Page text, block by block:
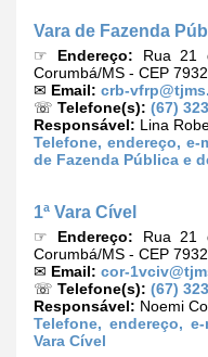
Vara de Fazenda
☞ Endereço: Rua 21
Corumbá/MS - CEP
✉ Email: crb-
☏ Telefone(s): (67)
Responsável: Lina
Telefone, endereço,
de Fazenda Pública e
1ª Vara Cível
☞ Endereço: Rua 21
Corumbá/MS - CEP
✉ Email: cor-
☏ Telefone(s): (67)
Responsável: Noemi
Telefone, endereço,
Vara Cível